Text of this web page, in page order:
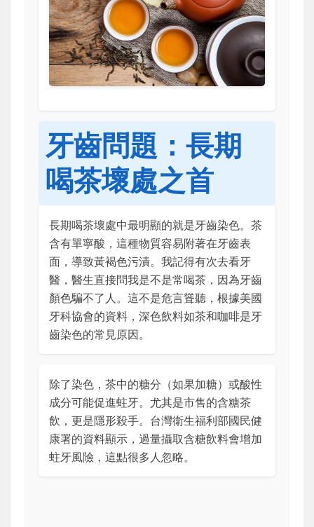
牙齒問題：長期
喝茶壞處之首
長期喝茶壞處中最明顯的就是牙齒染色。茶
含有單寧酸，這種物質容易附著在牙齒表
面，導致黃褐色污漬。我記得有次去看牙
醫，醫生直接問我是不是常喝茶，因為牙齒
顏色騙不了人。這不是危言聳聽，根據美國
牙科協會的資料，深色飲料如茶和咖啡是牙
齒染色的常見原因。
除了染色，茶中的糖分（如果加糖）或酸性
成分可能促進蛀牙。尤其是市售的含糖茶
飲，更是隱形殺手。台灣衛生福利部國民健
康署的資料顯示，過量攝取含糖飲料會增加
蛀牙風險，這點很多人忽略。